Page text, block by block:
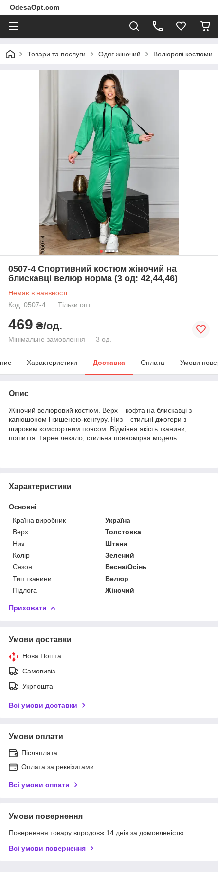
OdesaOpt.com
Товари та послуги Одяг жіночий Велюрові костюми
0507-4 Спортивний костюм жіночий на
блискавці велюр норма (3 од: 42,44,46)
Немає в наявності
Код: 0507-4
Тільки опт
469 ₴/од.
Мінімальне замовлення — 3 од.
Характеристики Доставка Оплата Умови
Опис
Жіночий велюровий костюм. Верх – кофта на блискавці з
капюшоном і кишенею-кенгуру. Низ – стильні джогери з
широким комфортним поясом. Відмінна якість тканини,
пошиття. Гарне лекало, стильна повномірна модель.
Характеристики
Основні
Країна виробник
Україна
Верх
Толстовка
Низ
Штани
Колір
Зелений
Сезон
Весна/Осінь
Тип тканини
Велюр
Підлога
Жіночий
Приховати
Умови доставки
Нова Пошта
Самовивіз
Укрпошта
Всі умови доставки
Умови оплати
Післяплата
Оплата за реквізитами
Всі умови оплати
Умови повернення
Повернення товару впродовж 14 днів за домовленістю
Всі умови повернення